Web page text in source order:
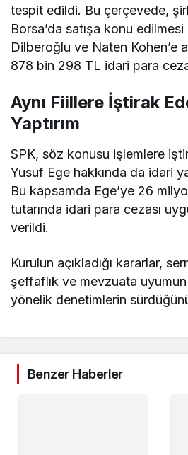
tespit edildi. Bu çerçevede,
Borsa’da satışa konu
Dilberoğlu ve Naten Kohen’e
878 bin 298 TL idari para
Aynı Fiillere İştirak
Yaptırım
SPK, söz konusu işlemlere
Yusuf Ege hakkında da idari
Bu kapsamda Ege’ye 26
tutarında idari para cezası
verildi.
Kurulun açıkladığı kararlar,
şeffaflık ve mevzuata uyumun
yönelik denetimlerin
Benzer Haberler